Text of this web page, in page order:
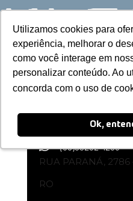
Utilizamos cookies para
experiência, melhorar o
como você interage em
personalizar conteúdo. Ao
concorda com o uso de
Ok,
Utilizamos cookies para
experiência, melhorar o
como você interage em
personalizar conteúdo. Ao
concorda com o uso de
Ok,
Pular
para
o
conteúdo
Representante
(69)99252-1205
RUA PARANÁ, 2786
RO